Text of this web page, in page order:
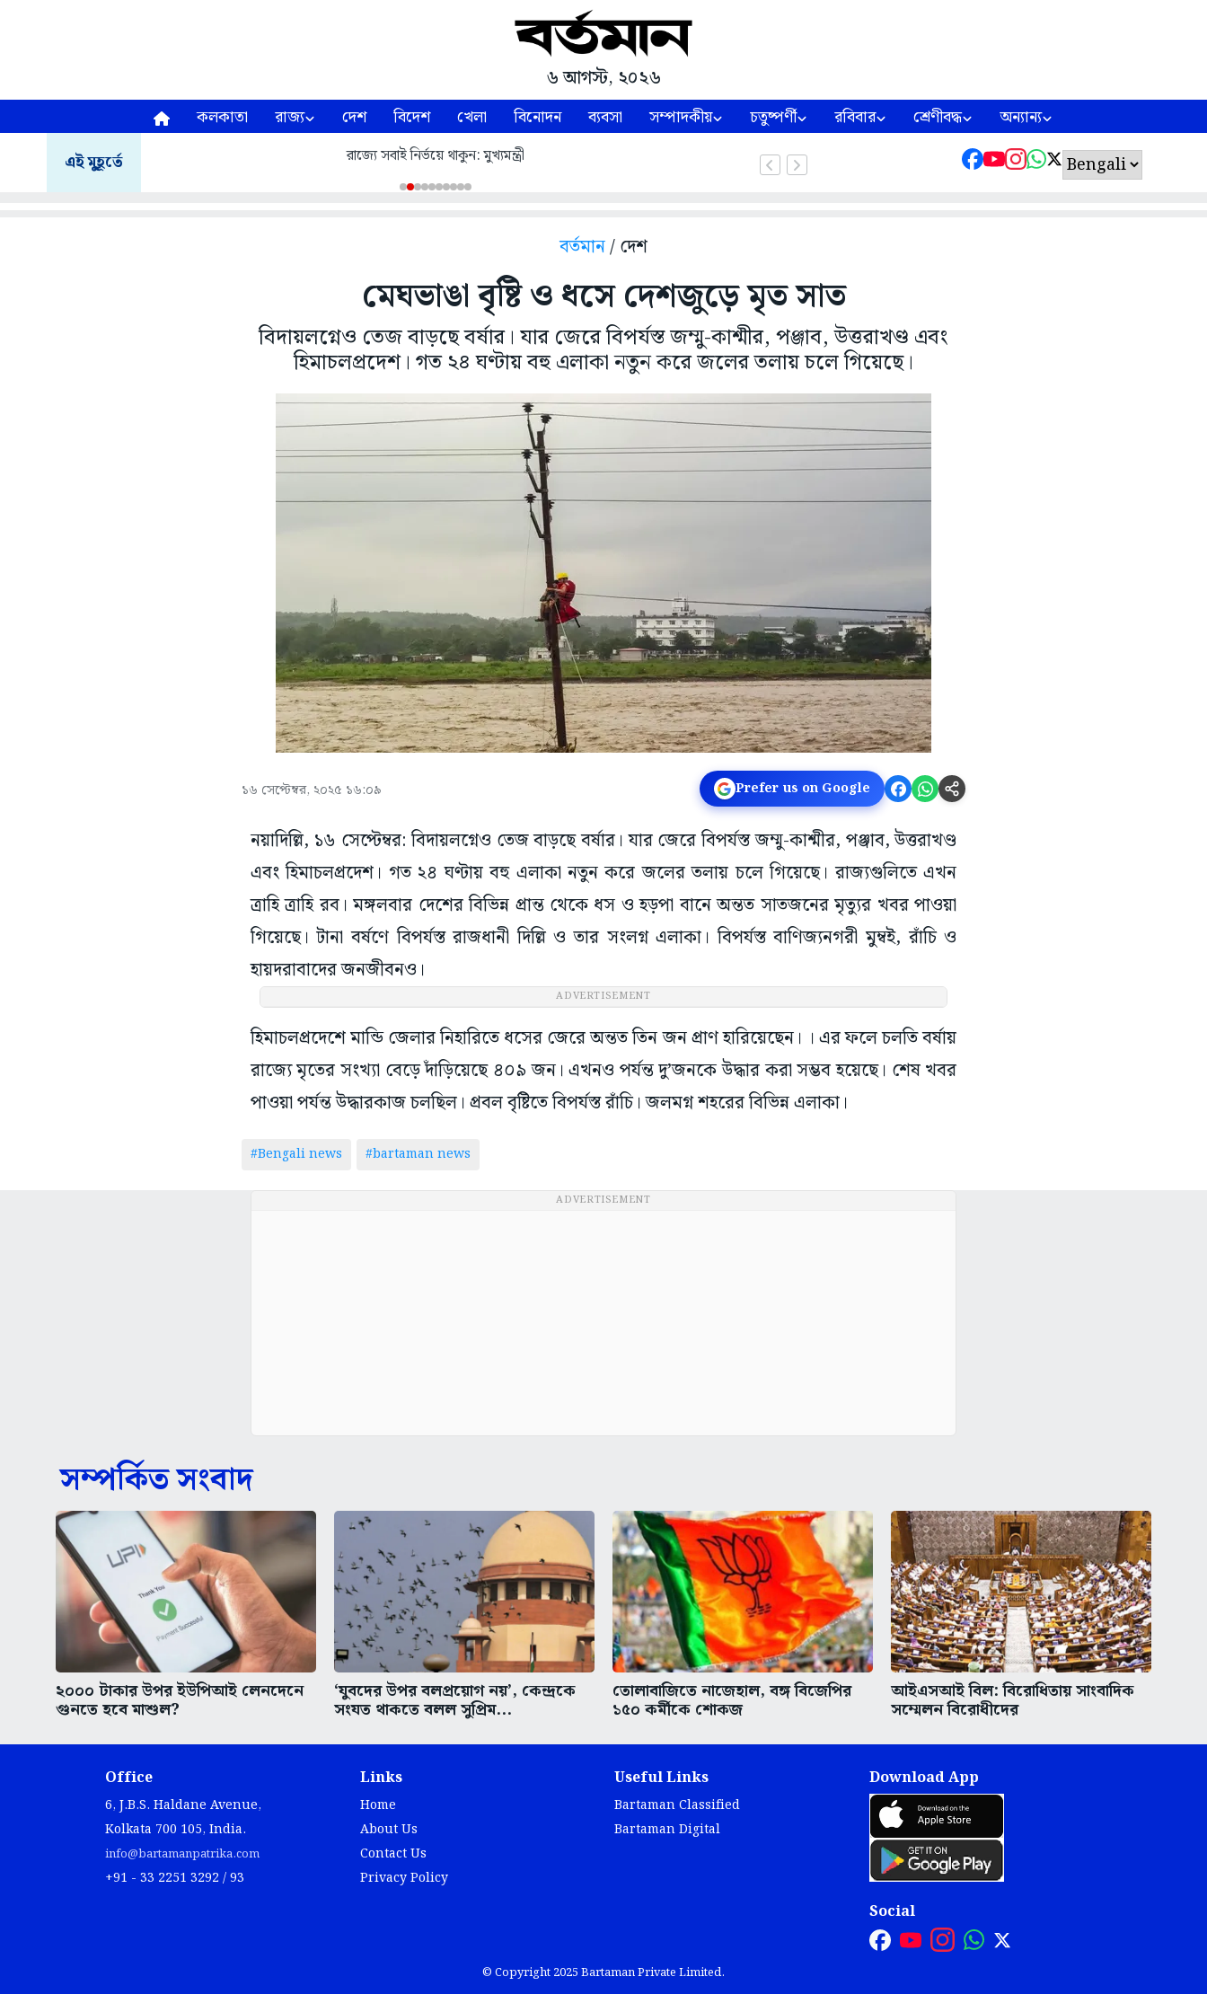
৬ আগস্ট, ২০২৬
কলকাতা রাজ্য দেশ বিদেশ খেলা বিনোদন ব্যবসা সম্পাদকীয় চতুষ্পর্ণী রবিবার শ্রেণীবদ্ধ অন্যান্য
এই মুহূর্তে রাজ্যে সবাই নির্ভয়ে থাকুন: মুখ্যমন্ত্রী
বর্তমান/ দেশ
মেঘভাঙা বৃষ্টি ও ধসে দেশজুড়ে মৃত সাত
বিদায়লগ্নেও তেজ বাড়ছে বর্ষার। যার জেরে বিপর্যস্ত জম্মু-কাশ্মীর, পঞ্জাব, উত্তরাখণ্ড এবং
হিমাচলপ্রদেশ। গত ২৪ ঘণ্টায় বহু এলাকা নতুন করে জলের তলায় চলে গিয়েছে।
১৬ সেপ্টেম্বর, ২০২৫ ১৬:০৯ Prefer us on Google
নয়াদিল্লি, ১৬ সেপ্টেম্বর: বিদায়লগ্নেও তেজ বাড়ছে বর্ষার। যার জেরে বিপর্যস্ত জম্মু-কাশ্মীর, পঞ্জাব, উত্তরাখণ্ড
এবং হিমাচলপ্রদেশ। গত ২৪ ঘণ্টায় বহু এলাকা নতুন করে জলের তলায় চলে গিয়েছে। রাজ্যগুলিতে এখন
ত্রাহি ত্রাহি রব। মঙ্গলবার দেশের বিভিন্ন প্রান্ত থেকে ধস ও হড়পা বানে অন্তত সাতজনের মৃত্যুর খবর পাওয়া
গিয়েছে। টানা বর্ষণে বিপর্যস্ত রাজধানী দিল্লি ও তার সংলগ্ন এলাকা। বিপর্যস্ত বাণিজ্যনগরী মুম্বই, রাঁচি ও
হায়দরাবাদের জনজীবনও।
ADVERTISEMENT
হিমাচলপ্রদেশে মান্ডি জেলার নিহারিতে ধসের জেরে অন্তত তিন জন প্রাণ হারিয়েছেন। । এর ফলে চলতি বর্ষায়
রাজ্যে মৃতের সংখ্যা বেড়ে দাঁড়িয়েছে ৪০৯ জন। এখনও পর্যন্ত দু’জনকে উদ্ধার করা সম্ভব হয়েছে। শেষ খবর
পাওয়া পর্যন্ত উদ্ধারকাজ চলছিল। প্রবল বৃষ্টিতে বিপর্যস্ত রাঁচি। জলমগ্ন শহরের বিভিন্ন এলাকা।
#Bengali news #bartaman news
ADVERTISEMENT
সম্পর্কিত সংবাদ
২০০০ টাকার উপর ইউপিআই লেনদেনে
গুনতে হবে মাশুল?
‘যুবদের উপর বলপ্রয়োগ নয়’, কেন্দ্রকে
সংযত থাকতে বলল সুপ্রিম...
তোলাবাজিতে নাজেহাল, বঙ্গ বিজেপির
১৫০ কর্মীকে শোকজ
আইএসআই বিল: বিরোধিতায় সাংবাদিক
সম্মেলন বিরোধীদের
Office
6, J.B.S. Haldane Avenue,
Kolkata 700 105, India.
info@bartamanpatrika.com
+91 - 33 2251 3292 / 93
Links
Home
About Us
Contact Us
Privacy Policy
Useful Links
Bartaman Classified
Bartaman Digital
Download App
Social
© Copyright 2025 Bartaman Private Limited.